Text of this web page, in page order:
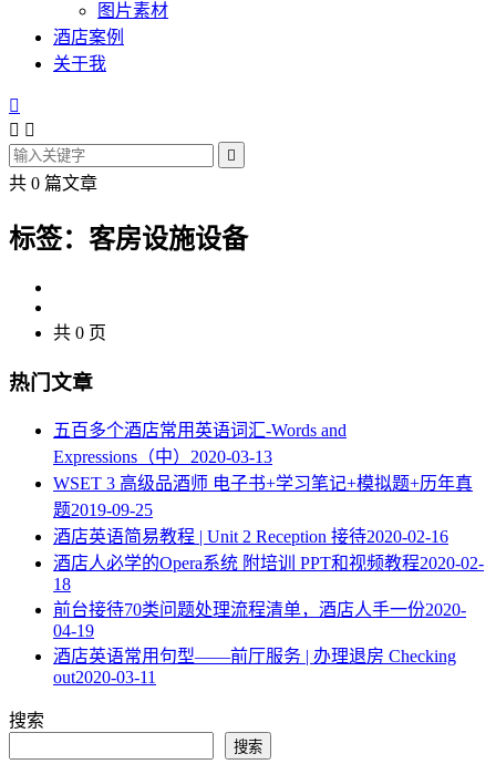
图片素材
酒店案例
关于我

 

共 0 篇文章
标签：客房设施设备
共 0 页
热门文章
五百多个酒店常用英语词汇-Words and
Expressions（中） 2020-03-13
WSET 3 高级品酒师 电子书+学习笔记+模拟题+历年真
题2019-09-25
酒店英语简易教程 | Unit 2 Reception 接待2020-02-16
酒店人必学的Opera系统 附培训 PPT和视频教程2020-02-
18
​前台接待70类问题处理流程清单，酒店人手一份2020-
04-19
酒店英语常用句型——前厅服务 | 办理退房 Checking
out2020-03-11
搜索
搜索